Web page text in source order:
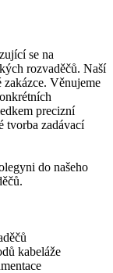
se na
rozvaděčů. Naší
Věnujeme
precizní
tvorba zadávací
do našeho
kabeláže